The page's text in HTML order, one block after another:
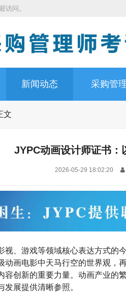
访问。
新闻动态 采购管
文
JYPC动画设计师证书：
2026-05-29 18:02:20
视、游戏等领域核心表达方式的今
动画电影中天马行空的世界观，
容创新的重要力量。 动画产业的
发展提供清晰参照。